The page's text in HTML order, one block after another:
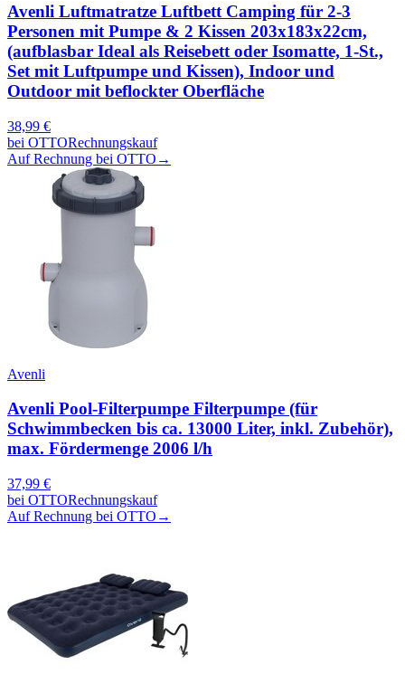
Avenli Luftmatratze Luftbett Camping für 2-3
Personen mit Pumpe & 2 Kissen 203x183x22cm,
(aufblasbar Ideal als Reisebett oder Isomatte, 1-St.,
Set mit Luftpumpe und Kissen), Indoor und
Outdoor mit beflockter Oberfläche
38,99 €
bei OTTORechnungskauf
Auf Rechnung bei OTTO →
Avenli
Avenli Pool-Filterpumpe Filterpumpe (für
Schwimmbecken bis ca. 13000 Liter, inkl. Zubehör),
max. Fördermenge 2006 l/h
37,99 €
bei OTTORechnungskauf
Auf Rechnung bei OTTO →